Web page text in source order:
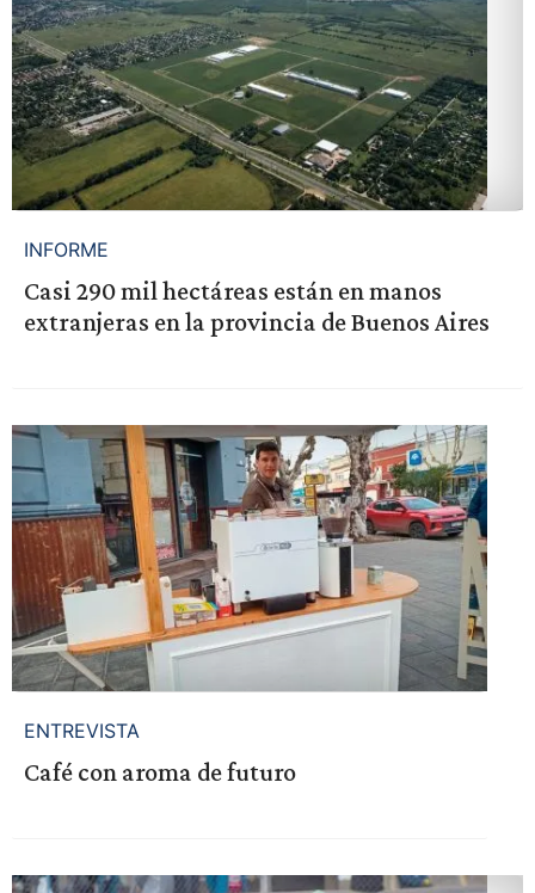
INFORME
Casi 290 mil hectáreas están en manos
extranjeras en la provincia de Buenos Aires
ENTREVISTA
Café con aroma de futuro